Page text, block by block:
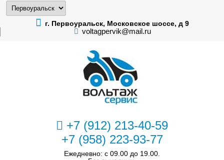
г. Первоуральск, Московское шоссе, д 9
voltagpervik@mail.ru
+7 (912) 213-40-59
+7 (958) 223-93-77
Ежедневно: с 09.00 до 19.00.